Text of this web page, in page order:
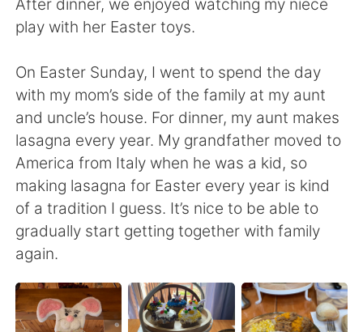
play with her Easter toys.
On Easter Sunday, I went to spend the day
with my mom’s side of the family at my aunt
and uncle’s house. For dinner, my aunt makes
lasagna every year. My grandfather moved to
America from Italy when he was a kid, so
making lasagna for Easter every year is kind
of a tradition I guess. It’s nice to be able to
gradually start getting together with family
again.